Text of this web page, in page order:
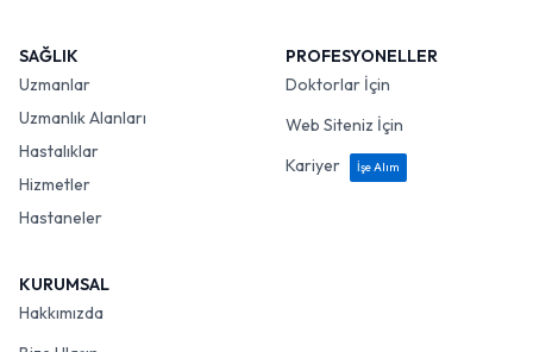
SAĞLIK
Uzmanlar
Uzmanlık Alanları
Hastalıklar
Hizmetler
Hastaneler
PROFESYONELLER
Doktorlar İçin
Web Siteniz İçin
Kariyer
İşe Alım
KURUMSAL
Hakkımızda